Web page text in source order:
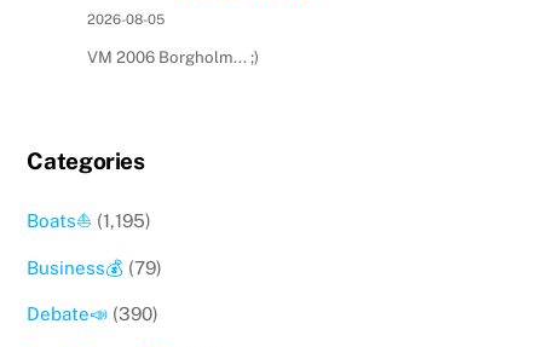
2026-08-05
VM 2006 Borgholm... ;)
Categories
Boats⛵️ (1,195)
Business💰 (79)
Debate📣 (390)